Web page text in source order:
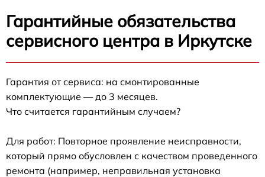
Гарантийные обязательства
сервисного центра в Иркутске
Гарантия от сервиса: на смонтированные
комплектующие — до 3 месяцев.
Что считается гарантийным случаем?
Для работ: Повторное проявление неисправности,
который прямо обусловлен с качеством проведенного
ремонта (например, неправильная установка